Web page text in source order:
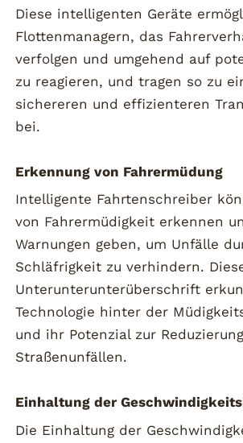
Diese intelligenten Geräte
Flottenmanagern, das
verfolgen und umgehend auf
zu reagieren, und tragen so zu
sichereren und effizienteren
bei.
Erkennung von Fahrermüdung
Intelligente Fahrtenschreiber
von Fahrermüdigkeit erkennen
Warnungen geben, um Unfälle
Schläfrigkeit zu verhindern.
Unterunterunterüberschrift
Technologie hinter der
und ihr Potenzial zur
Straßenunfällen.
Einhaltung der
Die Einhaltung der